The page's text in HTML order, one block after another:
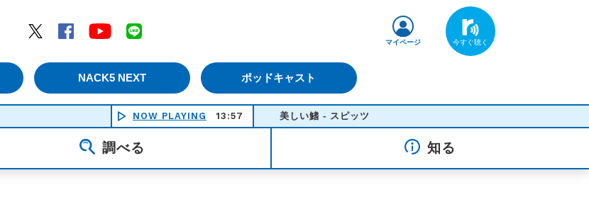
Twitter
Facebook YouTube
NACK5 NEXT ポッドキャスト
マイページ
NOW PLAYING 13:57美しい鰭 - スピッツ
調べる 知る